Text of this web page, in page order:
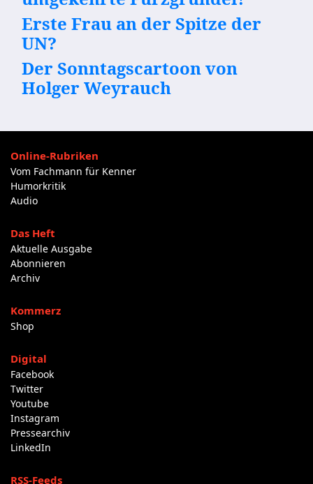
Erste Frau an der Spitze der
UN?
Der Sonntagscartoon von
Holger Weyrauch
Online-Rubriken
Vom Fachmann für Kenner
Humorkritik
Audio
Das Heft
Aktuelle Ausgabe
Abonnieren
Archiv
Kommerz
Shop
Digital
Facebook
Twitter
Youtube
Instagram
Pressearchiv
LinkedIn
RSS-Feeds